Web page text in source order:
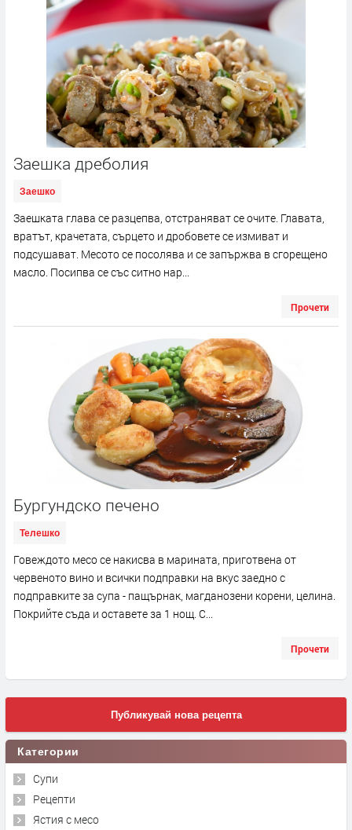
Заешка дреболия
Заешко
Заешката глава се разцепва, отстраняват се очите. Главата,
вратът, крачетата, сърцето и дробовете се измиват и
подсушават. Месото се посолява и се запържва в сгорещено
масло. Посипва се със ситно нар...
Прочети
Бургундско печено
Телешко
Говеждото месо се накисва в марината, приготвена от
червеното вино и всички подправки на вкус заедно с
подправките за супа - пащърнак, магданозени корени, целина.
Покрийте съда и оставете за 1 нощ. С...
Прочети
Публикувай нова рецепта
Категории
Супи
Рецепти
Ястия с месо